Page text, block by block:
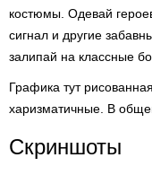
костюмы. Одевай
сигнал и другие
залипай на классные
Графика тут
харизматичные. В
Скриншоты